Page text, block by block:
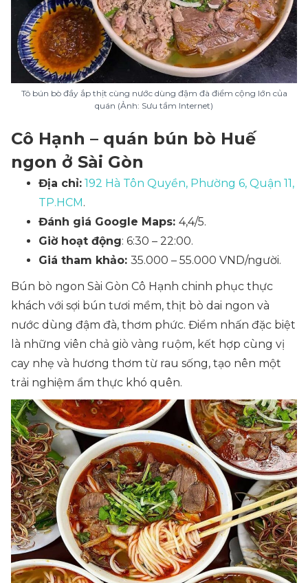
Tô bún bò đầy ắp thịt cùng nước dùng đậm đà điểm cộng lớn của
quán (Ảnh: Sưu tầm Internet)
Cô Hạnh – quán bún bò Huế
ngon ở Sài Gòn
Địa chỉ: 192 Hà Tôn Quyền, Phường 6, Quận 11,
TP.HCM.
Đánh giá Google Maps: 4,4/5.
Giờ hoạt động: 6:30 – 22:00.
Giá tham khảo: 35.000 – 55.000 VND/người.
Bún bò ngon Sài Gòn Cô Hạnh chinh phục thực
khách với sợi bún tươi mềm, thịt bò dai ngon và
nước dùng đậm đà, thơm phức. Điểm nhấn đặc biệt
là những viên chả giò vàng ruộm, kết hợp cùng vị
cay nhẹ và hương thơm từ rau sống, tạo nên một
trải nghiệm ẩm thực khó quên.